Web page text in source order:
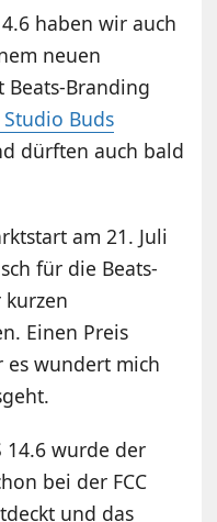
haben wir auch
neuen
Branding
Studio Buds
dürften auch bald
am 21. Juli
für die Beats-
Einen Preis
wundert mich
14.6 wurde der
bei der FCC
und das